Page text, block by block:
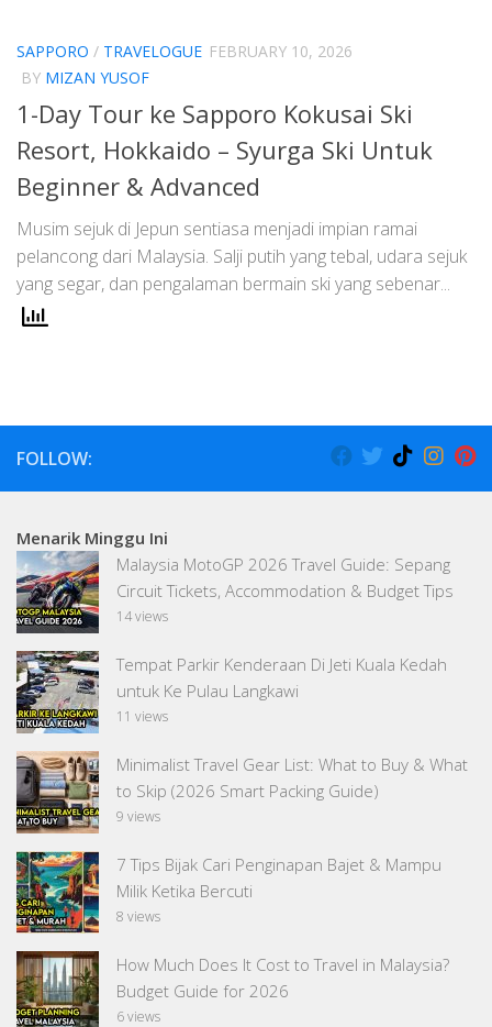
SAPPORO / TRAVELOGUE FEBRUARY 10, 2026
BY MIZAN YUSOF
1-Day Tour ke Sapporo Kokusai Ski
Resort, Hokkaido – Syurga Ski Untuk
Beginner & Advanced
Musim sejuk di Jepun sentiasa menjadi impian ramai
pelancong dari Malaysia. Salji putih yang tebal, udara sejuk
yang segar, dan pengalaman bermain ski yang sebenar...
FOLLOW:
Menarik Minggu Ini
Malaysia MotoGP 2026 Travel Guide: Sepang
Circuit Tickets, Accommodation & Budget Tips
14 views
Tempat Parkir Kenderaan Di Jeti Kuala Kedah
untuk Ke Pulau Langkawi
11 views
Minimalist Travel Gear List: What to Buy & What
to Skip (2026 Smart Packing Guide)
9 views
7 Tips Bijak Cari Penginapan Bajet & Mampu
Milik Ketika Bercuti
8 views
How Much Does It Cost to Travel in Malaysia?
Budget Guide for 2026
6 views